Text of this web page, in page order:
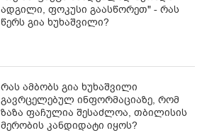
ადგილი, ფოკუსი გაასწორეთ" - რას
წერს გია ხუხაშვილი?
რას ამბობს გია ხუხაშვილი
გავრცელებულ ინფორმაციაზე, რომ
ზაზა ფაჩულია შესაძლოა, თბილისის
მერობის კანდიდატი იყოს?